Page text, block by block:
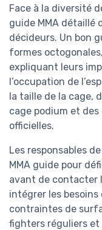
Face à la diversité
guide MMA détaillé
décideurs. Un bon
formes
expliquant leurs
l’occupation de
la taille de la cage,
cage podium et
officielles.
Les responsables
MMA guide pour
avant de contacter
intégrer les
contraintes de
fighters réguliers et